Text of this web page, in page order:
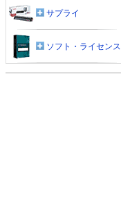
サプライ
ソフト・ライセンス